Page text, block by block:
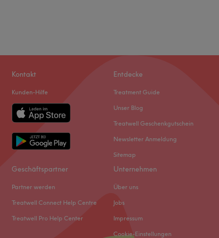
Kontakt
Kunden-Hilfe
Entdecke
Treatment Guide
Unser Blog
Treatwell Geschenkgutschein
Newsletter Anmeldung
Sitemap
Geschäftspartner
Partner werden
Treatwell Connect Help Centre
Treatwell Pro Help Center
Unternehmen
Über uns
Jobs
Impressum
Cookie-Einstellungen